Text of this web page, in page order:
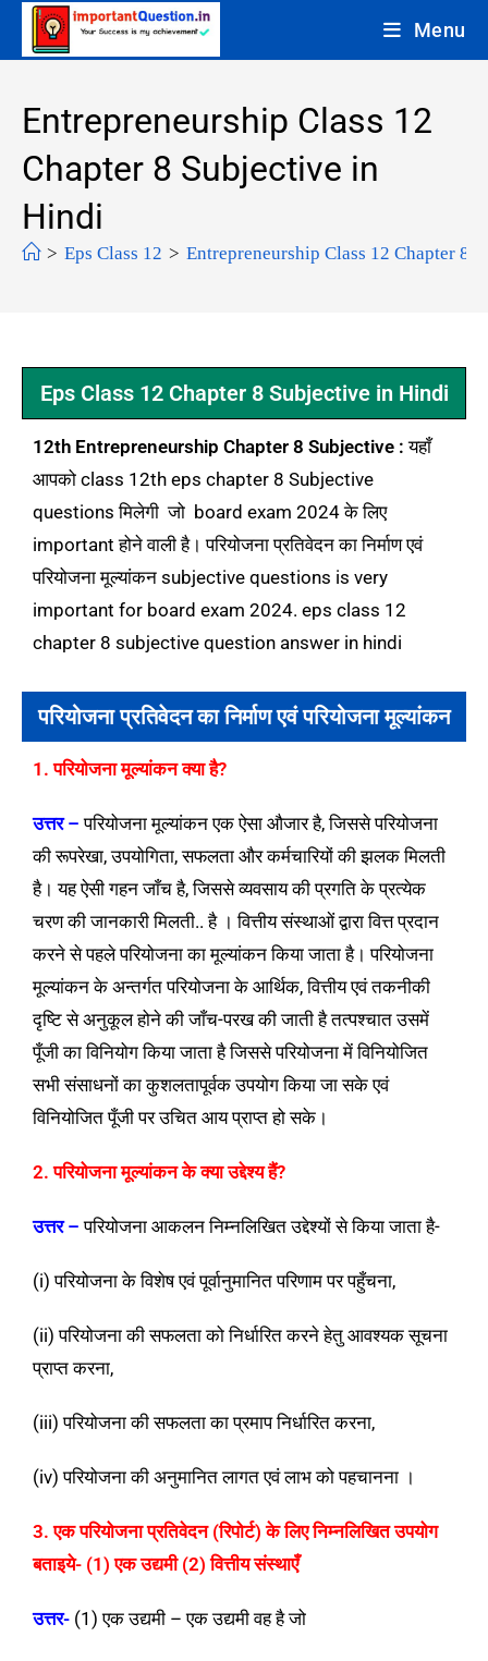
Menu
Entrepreneurship Class 12
Chapter 8 Subjective in
Hindi
> Eps Class 12 > Entrepreneurship Class 12 Chapter 8
Eps Class 12 Chapter 8 Subjective in Hindi
12th Entrepreneurship Chapter 8 Subjective : यहाँ
आपको class 12th eps chapter 8 Subjective
questions मिलेगी जो board exam 2024 के लिए
important होने वाली है। परियोजना प्रतिवेदन का निर्माण एवं
परियोजना मूल्यांकन subjective questions is very
important for board exam 2024. eps class 12
chapter 8 subjective question answer in hindi
परियोजना प्रतिवेदन का निर्माण एवं परियोजना मूल्यांकन
1. परियोजना मूल्यांकन क्या है?
उत्तर – परियोजना मूल्यांकन एक ऐसा औजार है, जिससे परियोजना
की रूपरेखा, उपयोगिता, सफलता और कर्मचारियों की झलक मिलती
है। यह ऐसी गहन जाँच है, जिससे व्यवसाय की प्रगति के प्रत्येक
चरण की जानकारी मिलती.. है । वित्तीय संस्थाओं द्वारा वित्त प्रदान
करने से पहले परियोजना का मूल्यांकन किया जाता है। परियोजना
मूल्यांकन के अन्तर्गत परियोजना के आर्थिक, वित्तीय एवं तकनीकी
दृष्टि से अनुकूल होने की जाँच-परख की जाती है तत्पश्चात उसमें
पूँजी का विनियोग किया जाता है जिससे परियोजना में विनियोजित
सभी संसाधनों का कुशलतापूर्वक उपयोग किया जा सके एवं
विनियोजित पूँजी पर उचित आय प्राप्त हो सके।
2. परियोजना मूल्यांकन के क्या उद्देश्य हैं?
उत्तर – परियोजना आकलन निम्नलिखित उद्देश्यों से किया जाता है-
(i) परियोजना के विशेष एवं पूर्वानुमानित परिणाम पर पहुँचना,
(ii) परियोजना की सफलता को निर्धारित करने हेतु आवश्यक सूचना
प्राप्तकरना,
(iii) परियोजना की सफलता का प्रमाप निर्धारित करना,
(iv) परियोजना की अनुमानित लागत एवं लाभ को पहचानना ।
3. एक परियोजना प्रतिवेदन (रिपोर्ट) के लिए निम्नलिखित उपयोग
बताइये- (1) एक उद्यमी (2) वित्तीय संस्थाएँ
उत्तर- (1) एक उद्यमी – एक उद्यमी वह है जो